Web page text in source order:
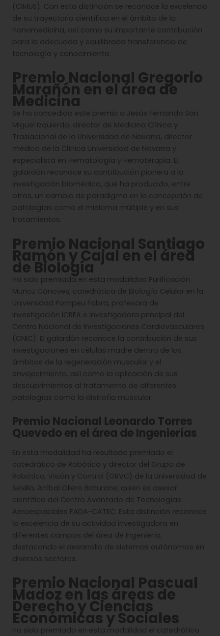
(CiMUS). Con esta distinción se reconoce la excelencia
de su trayectoria científica en el ámbito de la
nanomedicina, así como su importante contribución
para la adecuada y equilibrada transferencia de
tecnología y conocimiento.
Premio Nacional Gregorio
Marañón en el área de
Medicina
Se ha concedido este premio a Jesús Fernando San
Miguel Izquierdo, director de Medicina Clínica y
Traslacional de la Universidad de Navarra, director
médico de la Clínica Universidad de Navarra y
especialista en Hematología y Hemoterapia. El
galardón reconoce su contribución pionera a la
investigación biomédica, que ha producido, entre
otros, un cambio de paradigma en la concepción de
patologías como el mieloma múltiple y en sus
tratamientos.
Premio Nacional Santiago
Ramón y Cajal en el área
de Biología
Ha sido premiada en esta modalidad Purificación
Muñoz Cánoves, catedrática de Biología Celular en la
Universidad Pompeu Fabra, profesora de
Investigación ICREA e investigadora principal del
Centro Nacional de Investigaciones Cardiovasculares
(CNIC). El galardón reconoce la contribución de sus
investigaciones en células madre dentro de los
ámbitos de la regeneración muscular y el
envejecimiento, así como la aplicación de sus
descubrimientos al tratamiento de diferentes
patologías como la distrofia muscular.
Premio Nacional Leonardo Torres
Quevedo en el área de Ingenierías
En esta modalidad ha resultado premiado el
catedrático de Robótica y director del Grupo de
Robótica, Visión y Control (GRVC) de la Universidad de
Sevilla, Aníbal Ollero Baturone, quien es asesor
científico del Centro Avanzado de Tecnologías
Aeroespaciales FADA-CATEC. Esta distinción reconoce
la excelencia de su actividad investigadora en
diferentes campos del área de Ingeniería,
destacando el desarrollo de sistemas autónomos en
diversos sectores.
Premio Nacional Pascual
Madoz en las áreas de
Derecho y Ciencias
Económicas y Sociales
Ha sido premiado en esta modalidad el catedrático